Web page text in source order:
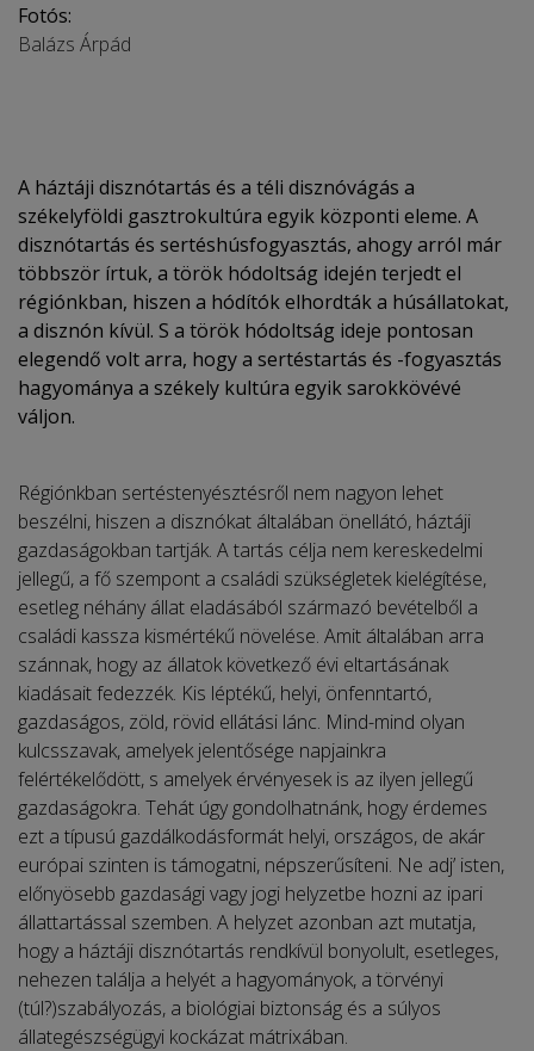
Fotós:
Balázs Árpád
A háztáji disznótartás és a téli disznóvágás a
székelyföldi gasztrokultúra egyik központi eleme. A
disznótartás és sertéshúsfogyasztás, ahogy arról már
többször írtuk, a török hódoltság idején terjedt el
régiónkban, hiszen a hódítók elhordták a húsállatokat,
a disznón kívül. S a török hódoltság ideje pontosan
elegendő volt arra, hogy a sertéstartás és -fogyasztás
hagyománya a székely kultúra egyik sarokkövévé
váljon.
Régiónkban sertéstenyésztésről nem nagyon lehet
beszélni, hiszen a disznókat általában önellátó, háztáji
gazdaságokban tartják. A tartás célja nem kereskedelmi
jellegű, a fő szempont a családi szükségletek kielégítése,
esetleg néhány állat eladásából származó bevételből a
családi kassza kismértékű növelése. Amit általában arra
szánnak, hogy az állatok következő évi eltartásának
kiadásait fedezzék. Kis léptékű, helyi, önfenn­tartó,
gazdaságos, zöld, rövid ellátási lánc. Mind-mind olyan
kulcsszavak, amelyek jelentősége napjainkra
felértékelődött, s amelyek érvényesek is az ilyen jellegű
gazdaságokra. Tehát úgy gondolhatnánk, hogy érdemes
ezt a típusú gazdálkodásformát helyi, országos, de akár
európai szinten is támogatni, népszerűsíteni. Ne adj’ isten,
előnyösebb gazdasági vagy jogi helyzetbe hozni az ipari
állattartással szemben. A helyzet azonban azt mutatja,
hogy a háztáji disznótartás rendkívül bonyolult, esetleges,
nehezen találja a helyét a hagyományok, a törvényi
(túl?)szabályozás, a biológiai biztonság és a súlyos
állategészségügyi kockázat mátrixában.